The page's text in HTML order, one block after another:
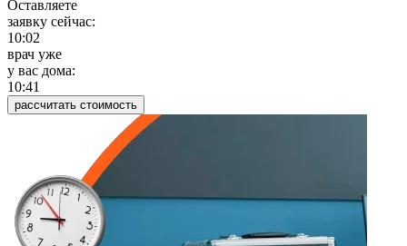
Оставляете
заявку сейчас:
10:02
врач уже
у вас дома:
10:41
рассчитать стоимость